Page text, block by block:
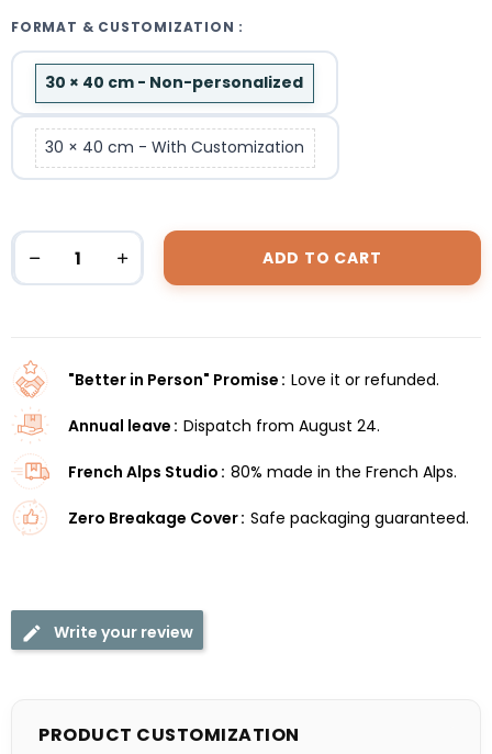
PRODUCT CUSTOMIZATION
FORMAT & CUSTOMIZATION :
30 × 40 cm - Non-personalized
30 × 40 cm - With Customization
ADD TO CART
"Better in Person" Promise Love it or refunded.
Annual leave Dispatch from August 24.
French Alps Studio 80% made in the French Alps.
Zero Breakage Cover Safe packaging guaranteed.
Write your review